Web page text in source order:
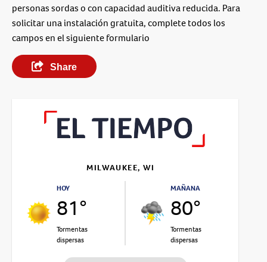
personas sordas o con capacidad auditiva reducida. Para
solicitar una instalación gratuita, complete todos los
campos en el siguiente formulario
Share
MILWAUKEE, WI
HOY
81°
Tormentas
dispersas
MAÑANA
80°
Tormentas
dispersas